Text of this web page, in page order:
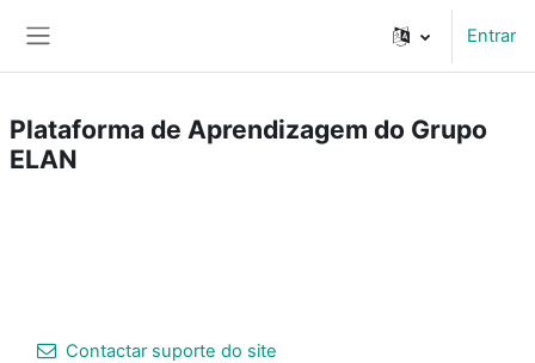
Entrar
Plataforma de Aprendizagem do Grupo
ELAN
Contactar suporte do site